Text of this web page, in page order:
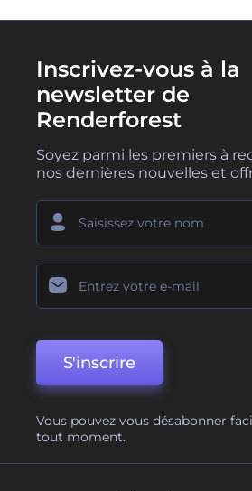
Inscrivez-vous à la
newsletter de
Renderforest
Soyez parmi les premiers à
nos dernières nouvelles et
S'inscrire
Vous pouvez vous désabonner
tout moment.